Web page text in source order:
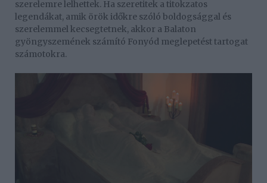
szerelemre lelhettek. Ha szeretitek a titokzatos
legendákat, amik örök időkre szóló boldogsággal és
szerelemmel kecsegtetnek, akkor a Balaton
gyöngyszemének számító Fonyód meglepetést tartogat
számotokra.